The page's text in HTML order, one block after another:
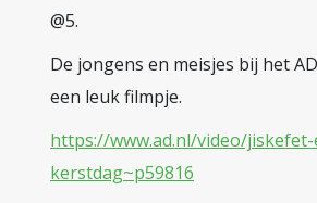
@5.
De jongens en meisjes bij het
een leuk filmpje.
https://www.ad.nl/video/
kerstdag~p59816